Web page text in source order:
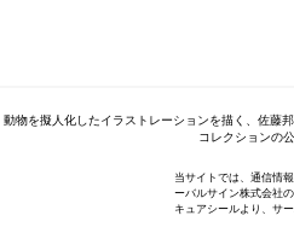
動物を擬人化したイラストレーションを描く、佐藤
コレクションの
当サイトでは、通信情
ーバルサイン株式会社
キュアシールより、サ